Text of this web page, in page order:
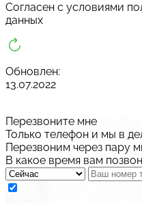
Cогласен с условиями
данных
Обновлен:
13.07.2022
Перезвоните мне
Только телефон и мы в
Перезвоним через пару
В какое время вам